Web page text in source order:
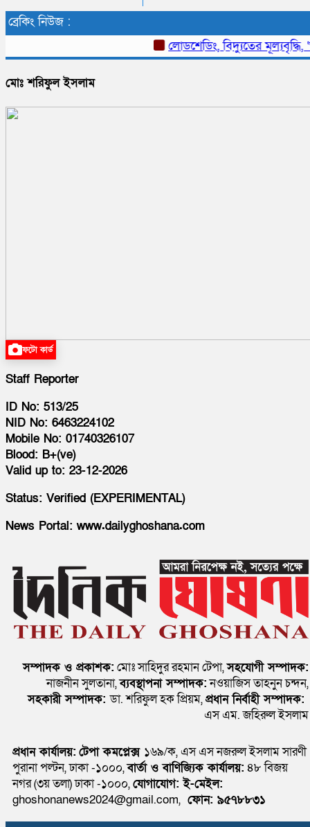
ব্রেকিং নিউজ :
লোডশেডিং, বিদ্যুতের মূল্যবৃদ্ধি,
মোঃ শরিফুল ইসলাম
ফটো কার্ড
Staff Reporter
ID No: 513/25
NID No: 6463224102
Mobile No: 01740326107
Blood: B+(ve)
Valid up to: 23-12-2026
Status: Verified (EXPERIMENTAL)
News Portal: www.dailyghoshana.com
সম্পাদক ও প্রকাশক: মোঃ সাহিদুর রহমান টেপা,সহযোগী সম্পাদক:
নাজনীন সুলতানা,ব্যবস্থাপনা সম্পাদক:নওয়াজিস তাহনুন চন্দন,
সহকারী সম্পাদক: ডা. শরিফুল হক প্রিয়ম,প্রধান নির্বাহী সম্পাদক:
এস এম. জহিরুল ইসলাম
প্রধান কার্যালয়: টেপা কমপ্লেক্স ১৬৯/ক, এস এস নজরুল ইসলাম সারণী
পুরানা পল্টন, ঢাকা -১০০০,বার্তা ও বাণিজ্যিক কার্যালয়: ৪৮ বিজয়
নগর (৩য় তলা) ঢাকা -১০০০,যোগাযোগ:ই-মেইল:
ghoshonanews2024@gmail.com, ফোন: ৯৫৭৮৮৩১